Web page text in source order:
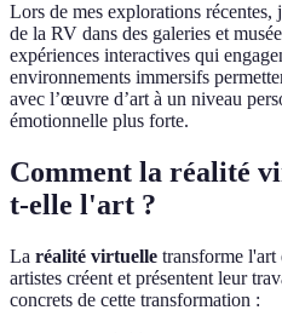
Lors de mes explorations
de la RV dans des galeries et
expériences interactives qui
environnements immersifs
avec l’œuvre d’art à un niveau
émotionnelle plus forte.
Comment la réalité
t-elle l'art ?
La réalité virtuelle transforme
artistes créent et présentent leur
concrets de cette transformation :